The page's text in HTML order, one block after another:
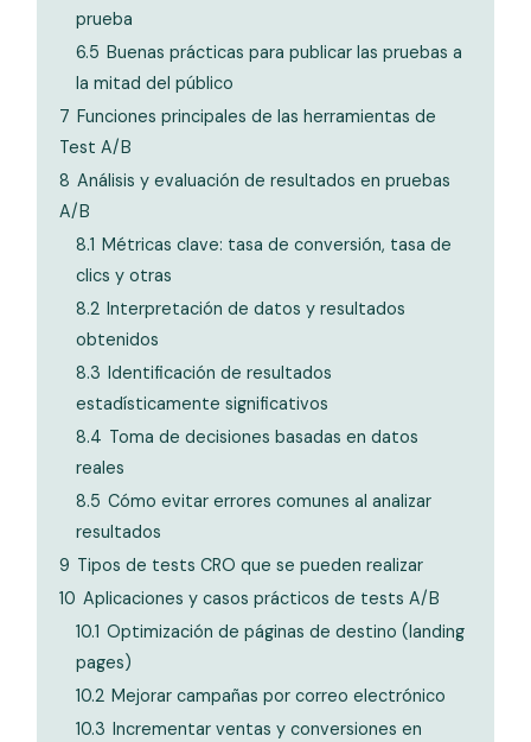
prueba
6.5 Buenas prácticas para publicar las pruebas a
la mitad del público
7 Funciones principales de las herramientas de
Test A/B
8 Análisis y evaluación de resultados en pruebas
A/B
8.1 Métricas clave: tasa de conversión, tasa de
clics y otras
8.2 Interpretación de datos y resultados
obtenidos
8.3 Identificación de resultados
estadísticamente significativos
8.4 Toma de decisiones basadas en datos
reales
8.5 Cómo evitar errores comunes al analizar
resultados
9 Tipos de tests CRO que se pueden realizar
10 Aplicaciones y casos prácticos de tests A/B
10.1 Optimización de páginas de destino (landing
pages)
10.2 Mejorar campañas por correo electrónico
10.3 Incrementar ventas y conversiones en